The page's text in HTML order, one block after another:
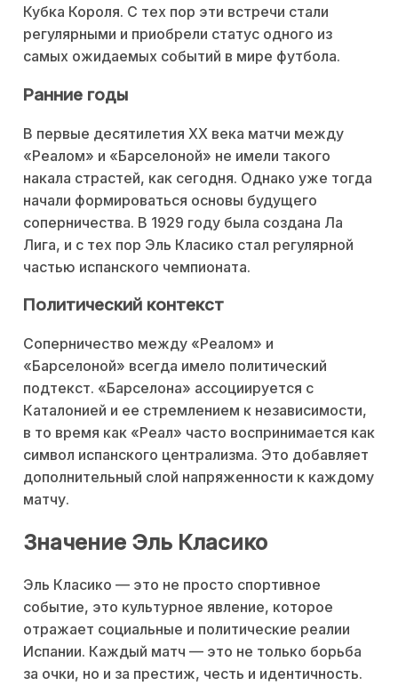
Кубка Короля. С тех пор эти встречи стали
регулярными и приобрели статус одного из
самых ожидаемых событий в мире футбола.
Ранние годы
В первые десятилетия XX века матчи между
«Реалом» и «Барселоной» не имели такого
накала страстей, как сегодня. Однако уже тогда
начали формироваться основы будущего
соперничества. В 1929 году была создана Ла
Лига, и с тех пор Эль Класико стал регулярной
частью испанского чемпионата.
Политический контекст
Соперничество между «Реалом» и
«Барселоной» всегда имело политический
подтекст. «Барселона» ассоциируется с
Каталонией и ее стремлением к независимости,
в то время как «Реал» часто воспринимается как
символ испанского централизма. Это добавляет
дополнительный слой напряженности к каждому
матчу.
Значение Эль Класико
Эль Класико — это не просто спортивное
событие, это культурное явление, которое
отражает социальные и политические реалии
Испании. Каждый матч — это не только борьба
за очки, но и за престиж, честь и идентичность.